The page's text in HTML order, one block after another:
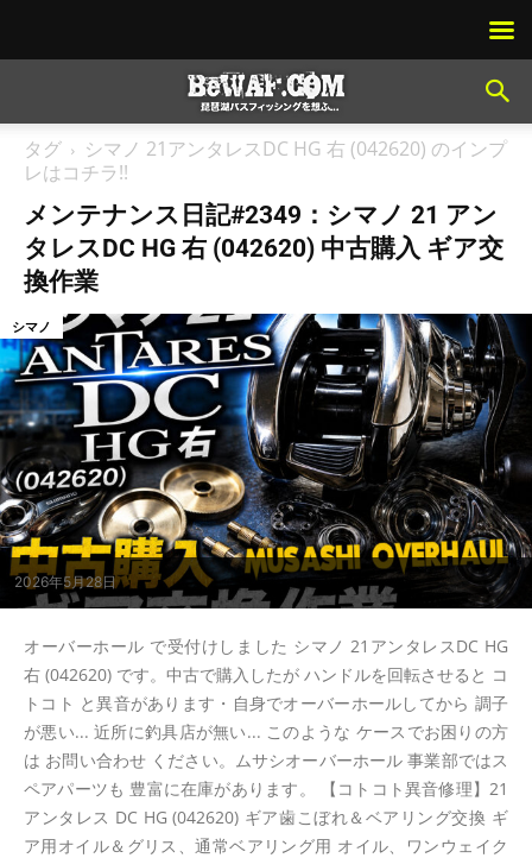
タグ
シマノ 21アンタレスDC HG 右 (042620) のインプ
レはコチラ!!
メンテナンス日記#2349：シマノ 21 アン
タレスDC HG 右 (042620) 中古購入 ギア交
換作業
2026年5月28日
シマノ
オーバーホール で受付けしました シマノ 21アンタレスDC HG
右 (042620) です。中古で購入したが ハンドルを回転させると コ
トコト と異音があります・自身でオーバーホールしてから 調子
が悪い... 近所に釣具店が無い... このような ケースでお困りの方
は お問い合わせ ください。ムサシオーバーホール 事業部ではス
ペアパーツも 豊富に在庫があります。 【コトコト異音修理】21
アンタレス DC HG (042620) ギア歯こぼれ＆ベアリング交換 ギ
ア用オイル＆グリス、通常ベアリング用 オイル、ワンウェイク